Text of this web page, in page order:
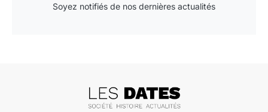
Soyez notifiés de nos dernières actualités